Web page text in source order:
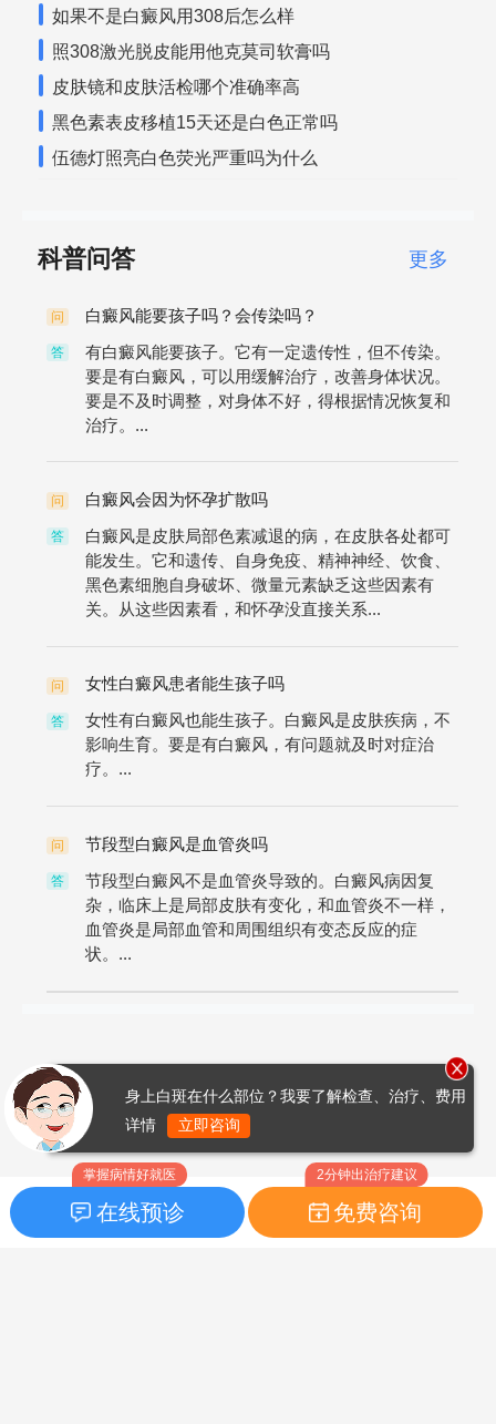
如果不是白癜风用308后怎么样
照308激光脱皮能用他克莫司软膏吗
皮肤镜和皮肤活检哪个准确率高
黑色素表皮移植15天还是白色正常吗
伍德灯照亮白色荧光严重吗为什么
科普问答 更多
问 白癜风能要孩子吗？会传染吗？
答
有白癜风能要孩子。它有一定遗传性，但不传染。
要是有白癜风，可以用缓解治疗，改善身体状况。
要是不及时调整，对身体不好，得根据情况恢复和
治疗。...
问 白癜风会因为怀孕扩散吗
答
白癜风是皮肤局部色素减退的病，在皮肤各处都可
能发生。它和遗传、自身免疫、精神神经、饮食、
黑色素细胞自身破坏、微量元素缺乏这些因素有
关。从这些因素看，和怀孕没直接关系...
问 女性白癜风患者能生孩子吗
答
女性有白癜风也能生孩子。白癜风是皮肤疾病，不
影响生育。要是有白癜风，有问题就及时对症治
疗。...
问 节段型白癜风是血管炎吗
答
节段型白癜风不是血管炎导致的。白癜风病因复
杂，临床上是局部皮肤有变化，和血管炎不一样，
血管炎是局部血管和周围组织有变态反应的症
状。...
掌握病情好就医
在线预诊
2分钟出治疗建议
免费咨询
身上白斑在什么部位？我要了解检查、治疗、费用
详情
立即咨询